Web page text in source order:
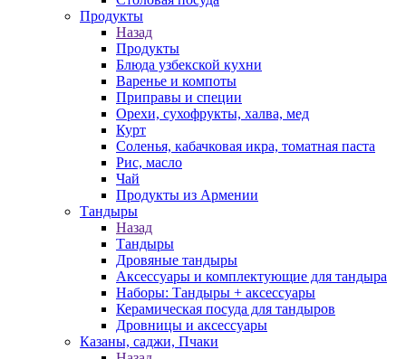
Продукты
Назад
Продукты
Блюда узбекской кухни
Варенье и компоты
Приправы и специи
Орехи, сухофрукты, халва, мед
Курт
Соленья, кабачковая икра, томатная паста
Рис, масло
Чай
Продукты из Армении
Тандыры
Назад
Тандыры
Дровяные тандыры
Аксессуары и комплектующие для тандыра
Наборы: Тандыры + аксессуары
Керамическая посуда для тандыров
Дровницы и аксессуары
Казаны, саджи, Пчаки